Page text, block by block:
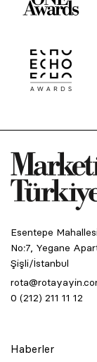
Esentepe
No:7, Yegane
Şişli/İstanbul
0 (212) 211 11 12
Haberler